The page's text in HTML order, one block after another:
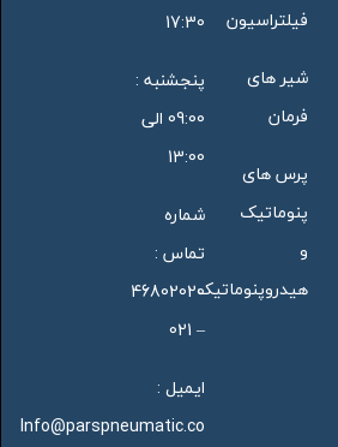
فیلتراسیون
شیر های
فرمان
پرس های
پنوماتیک
و
هیدروپنوماتیک
17:30
پنجشنبه :
09:00 الی
13:00
شماره
تماس :
46802020
– 021
ایمیل :
Info@parspneumatic.co